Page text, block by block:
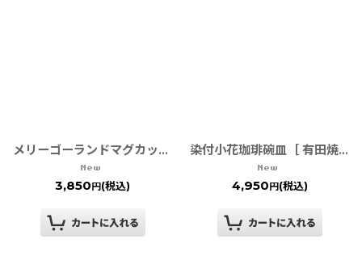
メリーゴーランドマグカップ［ 波佐見焼 和山窯 ］
3,850 円 (税込)
染付小花珈琲碗皿［ 有田焼 そうた窯 ］
4,950 円(税込)